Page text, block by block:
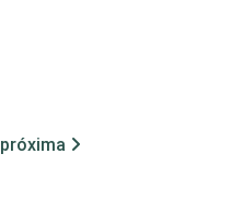
próxima